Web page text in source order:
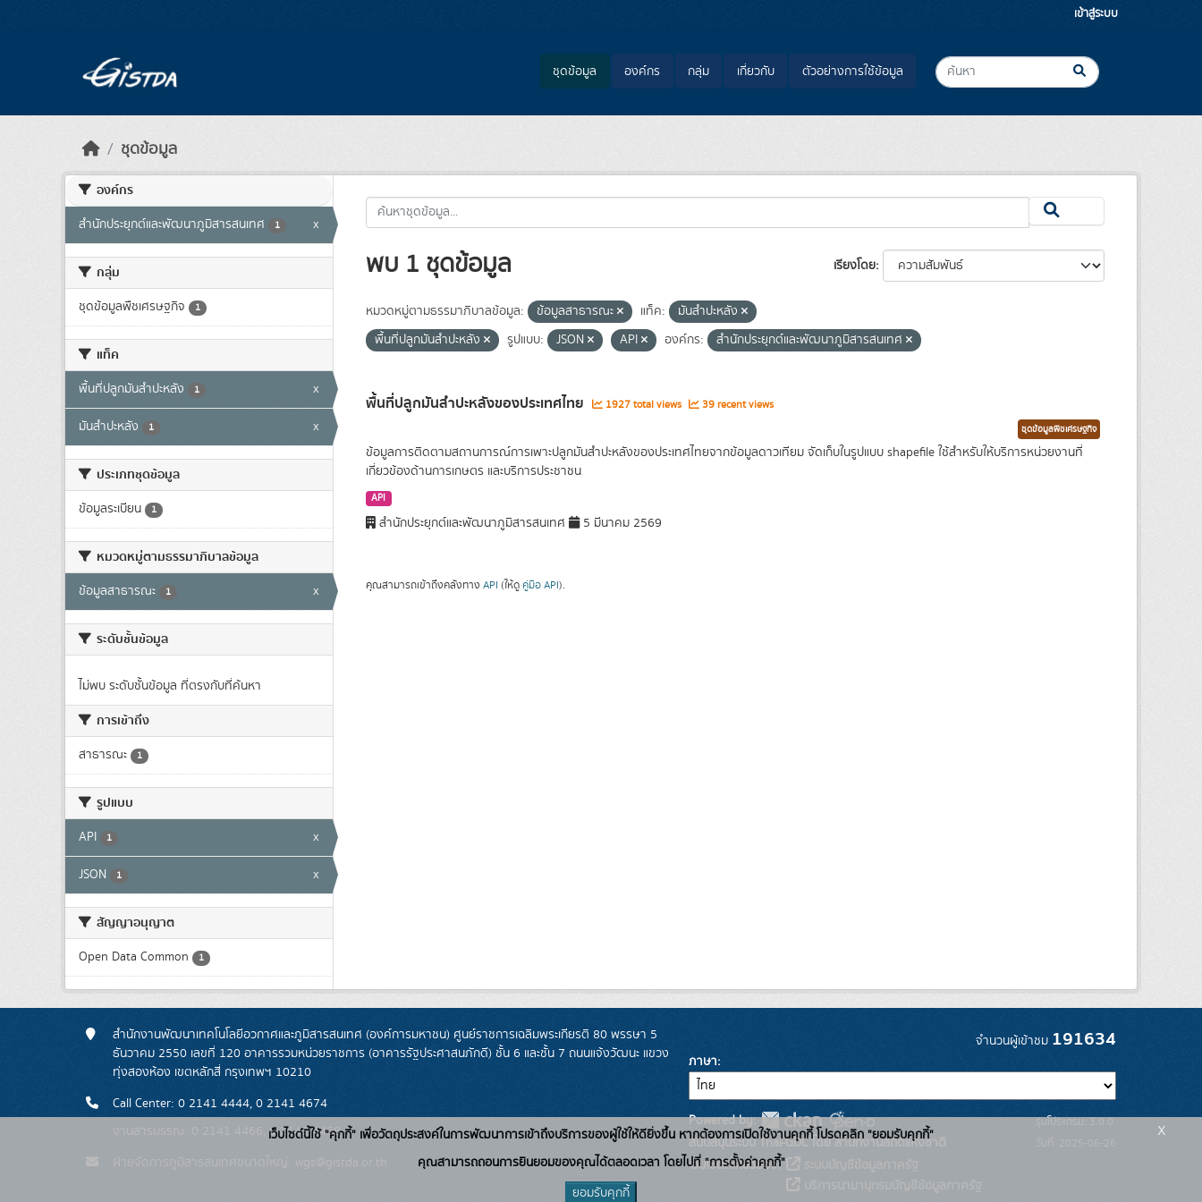
เข้าสู่ระบบ
ชุดข้อมูล องค์กร กลุ่ม เกี่ยวกับ ตัวอย่างการใช้ข้อมูล
ชุดข้อมูล
องค์กร
สำนักประยุกต์และพัฒนาภูมิสารสนเทศ 1 x
กลุ่ม
ชุดข้อมูลพืชเศรษฐกิจ 1
แท็ค
พื้นที่ปลูกมันสำปะหลัง 1 x
มันสำปะหลัง 1 x
ประเภทชุดข้อมูล
ข้อมูลระเบียน 1
หมวดหมู่ตามธรรมาภิบาลข้อมูล
ข้อมูลสาธารณะ 1 x
ระดับชั้นข้อมูล
ไม่พบ ระดับชั้นข้อมูล ที่ตรงกับที่ค้นหา
การเข้าถึง
สาธารณะ 1
รูปแบบ
API 1 x
JSON 1 x
สัญญาอนุญาต
Open Data Common 1
เรียงโดย
พบ 1 ชุดข้อมูล
หมวดหมู่ตามธรรมาภิบาลข้อมูล: ข้อมูลสาธารณะ แท็ค:
มันสำปะหลัง
พื้นที่ปลูกมันสำปะหลัง
รูปแบบ: JSON API องค์กร: สำนักประยุกต์และพัฒนาภูมิสารสนเทศ
พื้นที่ปลูกมันสำปะหลังของประเทศไทย 1927 total views 39 recent views
ชุดข้อมูลพืชเศรษฐกิจ
ข้อมูลการติดตามสถานการณ์การเพาะปลูกมันสำปะหลังของประเทศไทยจากข้อมูลดาวเทียม จัดเก็บในรูปแบบ shapefile ใช้สำหรับให้บริการหน่วยงานที่
เกี่ยวข้องด้านการเกษตร และบริการประชาชน
API
สำนักประยุกต์และพัฒนาภูมิสารสนเทศ 5 มีนาคม 2569
คุณสามารถเข้าถึงคลังทาง API (ให้ดู คู่มือ API).
สำนักงานพัฒนาเทคโนโลยีอวกาศและภูมิสารสนเทศ (องค์การมหาชน) ศูนย์ราชการเฉลิมพระเกียรติ 80 พรรษา 5
ธันวาคม 2550 เลขที่ 120 อาคารรวมหน่วยราชการ (อาคารรัฐประศาสนภักดี) ชั้น 6 และชั้น 7 ถนนแจ้งวัฒนะ แขวง
ทุ่งสองห้อง เขตหลักสี่ กรุงเทพฯ 10210
Call Center: 0 2141 4444, 0 2141 4674
งานสารบรรณ: 0 2141 4466, 0 2141 4468
ฝ่ายจัดการภูมิสารสนเทศขนาดใหญ่: wgs@gistda.or.th
จำนวนผู้เข้าชม 191634
ภาษา
Powered by:
สนับสนุนระบบ Thai-GDC โดย สำนักงานสถิติแห่งชาติ
เว็บไซต์ที่เกี่ยวข้อง:
รุ่นโปรแกรม: 3.0.0
วันที่: 2025-06-26
เว็บไซต์นี้ใช้ "คุกกี้" เพื่อวัตถุประสงค์ในการพัฒนาการเข้าถึงบริการของผู้ใช้ให้ดียิ่งขึ้น หากต้องการเปิดใช้งานคุกกี้ โปรดคลิก "ยอมรับคุกกี้"
คุณสามารถถอนการยินยอมของคุณได้ตลอดเวลา โดยไปที่ "การตั้งค่าคุกกี้"
ยอมรับคุกกี้
x